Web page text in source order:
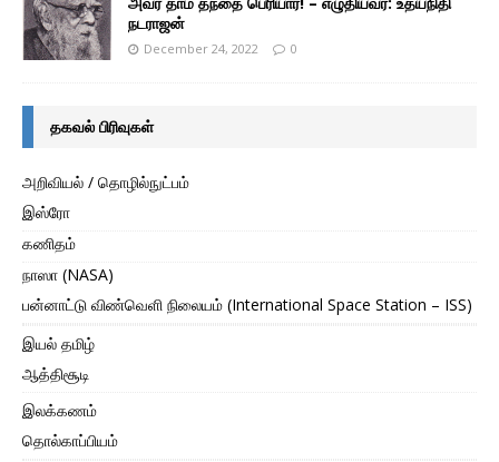
நடராஜன்
December 24, 2022 0
தகவல் பிரிவுகள்
அறிவியல் / தொழில்நுட்பம்
இஸ்ரோ
கணிதம்
நாஸா (NASA)
பன்னாட்டு விண்வெளி நிலையம் (International Space Station – ISS)
இயல் தமிழ்
ஆத்திசூடி
இலக்கணம்
தொல்காப்பியம்